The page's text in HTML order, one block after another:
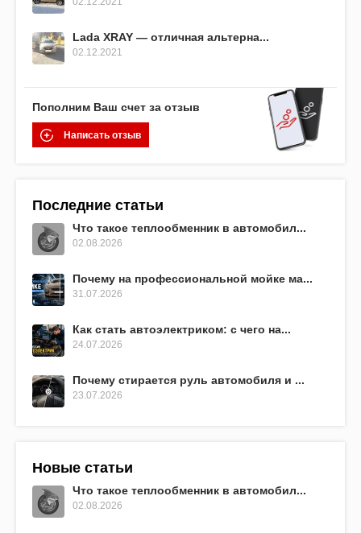
Lada XRAY — отличная альтерна...
02.12.2021
Пополним Ваш счет за отзыв
Написать отзыв
Последние статьи
Что такое теплообменник в автомобил...
02.08.2026
Почему на профессиональной мойке ма...
31.07.2026
Как стать автоэлектриком: с чего на...
24.07.2026
Почему стирается руль автомобиля и ...
23.07.2026
Новые статьи
Что такое теплообменник в автомобил...
02.08.2026